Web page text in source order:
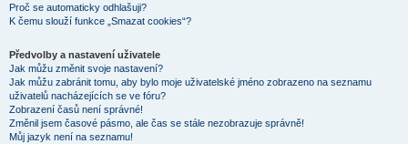
Proč se automaticky odhlašuji?
K čemu slouží funkce „Smazat cookies“?
Předvolby a nastavení uživatele
Jak můžu změnit svoje nastavení?
Jak můžu zabránit tomu, aby bylo moje uživatelské jméno zobrazeno na seznamu
uživatelů nacházejících se ve fóru?
Zobrazení časů není správné!
Změnil jsem časové pásmo, ale čas se stále nezobrazuje správně!
Můj jazyk není na seznamu!